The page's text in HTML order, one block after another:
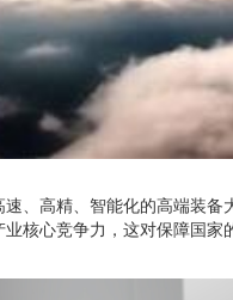
、高精、智能化的高端装
核心竞争力，这对保障国